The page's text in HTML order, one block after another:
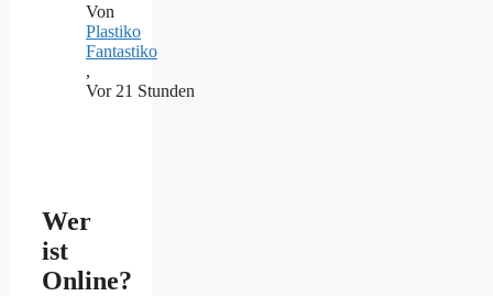
Von
Plastiko
Fantastiko
,
Vor 21 Stunden
Wer
ist
Online?